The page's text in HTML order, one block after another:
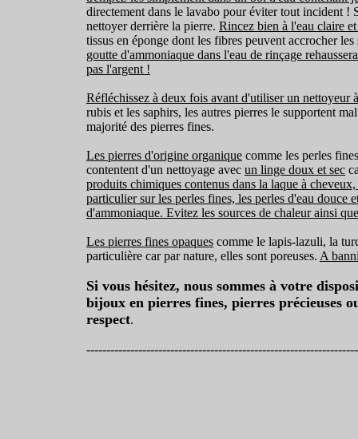
directement dans le lavabo pour éviter tout incident !
nettoyer derrière la pierre. Rincez bien à l'eau claire
tissus en éponge dont les fibres peuvent accrocher
goutte d'ammoniaque dans l'eau de rinçage
pas l'argent !
Réfléchissez à deux fois avant d'utiliser un nettoyeur
rubis et les saphirs, les autres pierres le supportent
majorité des pierres fines.
Les pierres d'origine organique comme les perles
contentent d'un nettoyage avec un linge doux et sec
produits chimiques contenus dans la laque à
particulier sur les perles fines, les perles d'eau douce
d'ammoniaque. Evitez les sources de chaleur ainsi
Les pierres fines opaques comme le lapis-lazuli, la
particulière car par nature, elles sont poreuses. A
Si vous hésitez, nous sommes à votre
bijoux en pierres fines, pierres précieuses
respect.